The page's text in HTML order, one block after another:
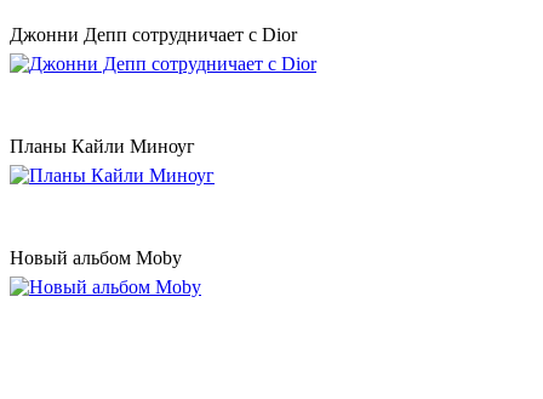
Джонни Депп сотрудничает с Dior
Планы Кайли Миноуг
Новый альбом Moby